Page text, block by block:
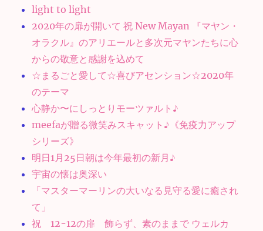
light to light
2020年の扉が開いて 祝 New Mayan 『マヤン・
オラクル』のアリエールと多次元マヤンたちに心
からの敬意と感謝を込めて
☆まるごと愛して☆喜びアセンション☆2020年
のテーマ
心静か〜にしっとりモーツァルト♪
meefaが贈る微笑みスキャット♪《免疫力アップ
シリーズ》
明日1月25日朝は今年最初の新月♪
宇宙の懐は奥深い
「マスターマーリンの大いなる見守る愛に癒され
て」
祝 12-12の扉 飾らず、素のままで ウェルカ